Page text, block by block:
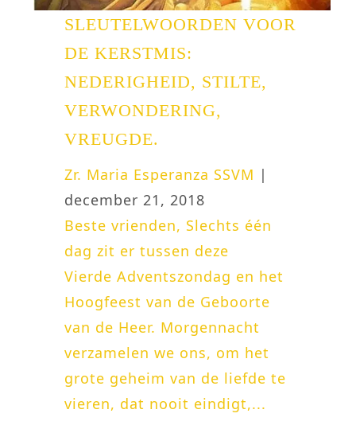
SLEUTELWOORDEN VOOR
DE KERSTMIS:
NEDERIGHEID, STILTE,
VERWONDERING,
VREUGDE.
Zr. Maria Esperanza SSVM |
december 21, 2018
Beste vrienden, Slechts één
dag zit er tussen deze
Vierde Adventszondag en het
Hoogfeest van de Geboorte
van de Heer. Morgennacht
verzamelen we ons, om het
grote geheim van de liefde te
vieren, dat nooit eindigt,...